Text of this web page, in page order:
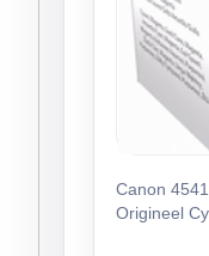
Canon
Origineel